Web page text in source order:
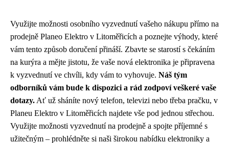
Využijte možnosti osobního vyzvednutí vašeho nákupu přímo na
prodejně Planeo Elektro v Litoměřicích a poznejte výhody, které
vám tento způsob doručení přináší. Zbavte se starostí s čekáním
na kurýra a mějte jistotu, že vaše nová elektronika je připravena
k vyzvednutí ve chvíli, kdy vám to vyhovuje. Náš tým
odborníků vám bude k dispozici a rád zodpoví veškeré vaše
dotazy. Ať už sháníte nový telefon, televizi nebo třeba pračku, v
Planeu Elektro v Litoměřicích najdete vše pod jednou střechou.
Využijte možnosti vyzvednutí na prodejně a spojte příjemné s
užitečným – prohlédněte si naši širokou nabídku elektroniky a